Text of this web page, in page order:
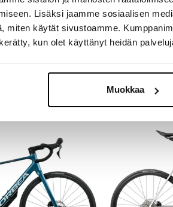
Lisäksi jaamme sosiaalisen
miten käytät sivustoamme.
kun olet käyttänyt heidän
Muokkaa
selected